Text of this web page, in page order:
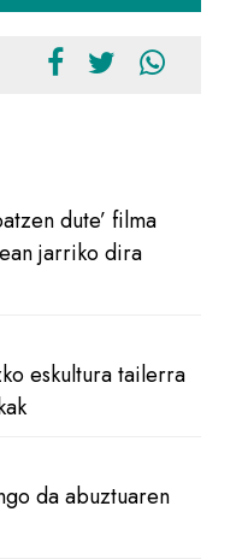
dute’ filma
jarriko dira
eskultura tailerra
da abuztuaren